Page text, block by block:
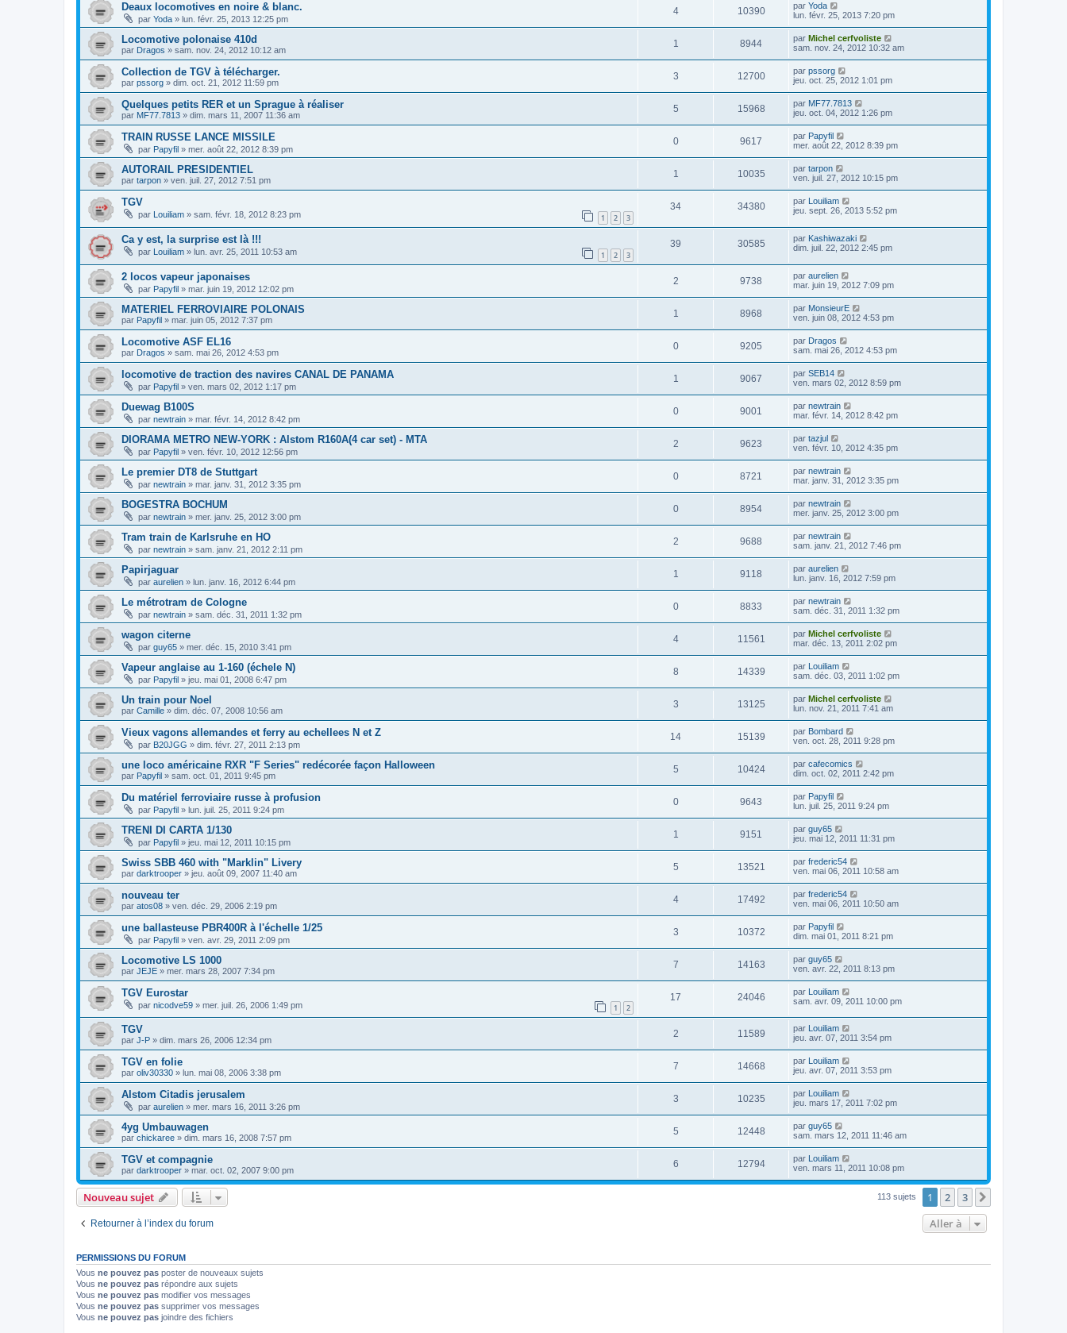
Deaux locomotives en noire & blanc.
par Yoda » lun. févr. 25, 2013 12:25 pm
4 10390 par Yoda
lun. févr. 25, 2013 7:20 pm
Locomotive polonaise 410d
par Dragos » sam. nov. 24, 2012 10:12 am
1 8944 par Michel cerfvoliste
sam. nov. 24, 2012 10:32 am
Collection de TGV à télécharger.
par pssorg » dim. oct. 21, 2012 11:59 pm
3 12700 par pssorg
jeu. oct. 25, 2012 1:01 pm
Quelques petits RER et un Sprague à réaliser
par MF77.7813 » dim. mars 11, 2007 11:36 am
5 15968 par MF77.7813
jeu. oct. 04, 2012 1:26 pm
TRAIN RUSSE LANCE MISSILE
par Papyfil » mer. août 22, 2012 8:39 pm
0 9617 par Papyfil
mer. août 22, 2012 8:39 pm
AUTORAIL PRESIDENTIEL
par tarpon » ven. juil. 27, 2012 7:51 pm
1 10035 par tarpon
ven. juil. 27, 2012 10:15 pm
TGV
par Louiliam » sam. févr. 18, 2012 8:23 pm 1 2 3
34 34380 par
Louiliam
jeu. sept. 26, 2013 5:52 pm
Ca y est, la surprise est là !!!
par Louiliam » lun. avr. 25, 2011 10:53 am 1 2 3
39 30585 par Kashiwazaki
dim. juil. 22, 2012 2:45 pm
2 locos vapeur japonaises
par Papyfil » mar. juin 19, 2012 12:02 pm
2 9738 par aurelien
mar. juin 19, 2012 7:09 pm
MATERIEL FERROVIAIRE POLONAIS
par Papyfil » mar. juin 05, 2012 7:37 pm
1 8968 par MonsieurE
ven. juin 08, 2012 4:53 pm
Locomotive ASF EL16
par Dragos » sam. mai 26, 2012 4:53 pm
0 9205 par Dragos
sam. mai 26, 2012 4:53 pm
locomotive de traction des navires CANAL DE PANAMA
par Papyfil » ven. mars 02, 2012 1:17 pm
1 9067 par SEB14
ven. mars 02, 2012 8:59 pm
Duewag B100S
par newtrain » mar. févr. 14, 2012 8:42 pm
0 9001 par newtrain
mar. févr. 14, 2012 8:42 pm
DIORAMA METRO NEW-YORK : Alstom R160A(4 car set) - MTA
par Papyfil » ven. févr. 10, 2012 12:56 pm
2 9623 par tazjul
ven. févr. 10, 2012 4:35 pm
Le premier DT8 de Stuttgart
par newtrain » mar. janv. 31, 2012 3:35 pm
0 8721 par newtrain
mar. janv. 31, 2012 3:35 pm
BOGESTRA BOCHUM
par newtrain » mer. janv. 25, 2012 3:00 pm
0 8954 par newtrain
mer. janv. 25, 2012 3:00 pm
Tram train de Karlsruhe en HO
par newtrain » sam. janv. 21, 2012 2:11 pm
2 9688 par newtrain
sam. janv. 21, 2012 7:46 pm
Papirjaguar
par aurelien » lun. janv. 16, 2012 6:44 pm
1 9118 par aurelien
lun. janv. 16, 2012 7:59 pm
Le métrotram de Cologne
par newtrain » sam. déc. 31, 2011 1:32 pm
0 8833 par newtrain
sam. déc. 31, 2011 1:32 pm
wagon citerne
par guy65 » mer. déc. 15, 2010 3:41 pm
4 11561 par Michel cerfvoliste
mar. déc. 13, 2011 2:02 pm
Vapeur anglaise au 1-160 (échele N)
par Papyfil » jeu. mai 01, 2008 6:47 pm
8 14339 par Louiliam
sam. déc. 03, 2011 1:02 pm
Un train pour Noel
par Camille » dim. déc. 07, 2008 10:56 am
3 13125 par Michel cerfvoliste
lun. nov. 21, 2011 7:41 am
Vieux vagons allemandes et ferry au echellees N et Z
par B20JGG » dim. févr. 27, 2011 2:13 pm
14 15139 par Bombard
ven. oct. 28, 2011 9:28 pm
une loco américaine RXR "F Series" redécorée façon Halloween
par Papyfil » sam. oct. 01, 2011 9:45 pm
5 10424 par cafecomics
dim. oct. 02, 2011 2:42 pm
Du matériel ferroviaire russe à profusion
par Papyfil » lun. juil. 25, 2011 9:24 pm
0 9643 par Papyfil
lun. juil. 25, 2011 9:24 pm
TRENI DI CARTA 1/130
par Papyfil » jeu. mai 12, 2011 10:15 pm
1 9151 par guy65
jeu. mai 12, 2011 11:31 pm
Swiss SBB 460 with "Marklin" Livery
par darktrooper » jeu. août 09, 2007 11:40 am
5 13521 par frederic54
ven. mai 06, 2011 10:58 am
nouveau ter
par atos08 » ven. déc. 29, 2006 2:19 pm
4 17492 par frederic54
ven. mai 06, 2011 10:50 am
une ballasteuse PBR400R à l'échelle 1/25
par Papyfil » ven. avr. 29, 2011 2:09 pm
3 10372 par Papyfil
dim. mai 01, 2011 8:21 pm
Locomotive LS 1000
par JEJE » mer. mars 28, 2007 7:34 pm
7 14163 par guy65
ven. avr. 22, 2011 8:13 pm
TGV Eurostar
par nicodve59 » mer. juil. 26, 2006 1:49 pm 1 2
17 24046 par Louiliam
sam. avr. 09, 2011 10:00 pm
TGV
par J-P » dim. mars 26, 2006 12:34 pm
2 11589 par
Louiliam
jeu. avr. 07, 2011 3:54 pm
TGV en folie
par oliv30330 » lun. mai 08, 2006 3:38 pm
7 14668 par
Louiliam
jeu. avr. 07, 2011 3:53 pm
Alstom Citadis jerusalem
par aurelien » mer. mars 16, 2011 3:26 pm
3 10235 par
Louiliam
jeu. mars 17, 2011 7:02 pm
4yg Umbauwagen
par chickaree » dim. mars 16, 2008 7:57 pm
5 12448 par guy65
sam. mars 12, 2011 11:46 am
TGV et compagnie
par darktrooper » mar. oct. 02, 2007 9:00 pm
6 12794 par
Louiliam
ven. mars 11, 2011 10:08 pm
Nouveau sujet 113 sujets 1 2 3
Retourner à l’index du forum Aller à
PERMISSIONS DU FORUM
Vous ne pouvez pas poster de nouveaux sujets
Vous ne pouvez pas répondre aux sujets
Vous ne pouvez pas modifier vos messages
Vous ne pouvez pas supprimer vos messages
Vous ne pouvez pas joindre des fichiers